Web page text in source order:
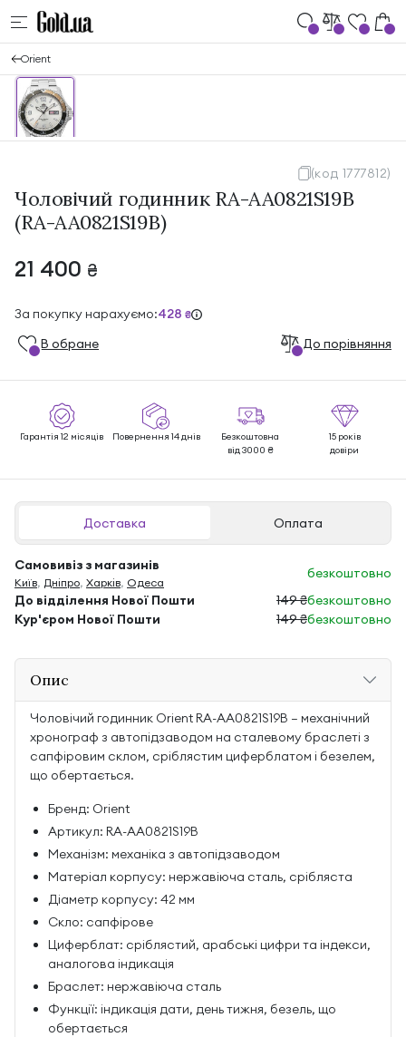
Orient
(код 1777812)
Чоловічий годинник RA-AA0821S19B
(RA-AA0821S19B)
21 400 ₴
За покупку нарахуємо:428 ₴
В обране До порівняння
Гарантія 12 місяців Повернення 14 днів
Безкоштовна
від 3000 ₴
15 років
довіри
Доставка Оплата
Самовивіз з магазинів
Київ, Дніпро, Харків, Одеса
безкоштовно
До відділення Нової Пошти
149 ₴безкоштовно
Кур'єром Нової Пошти
149 ₴безкоштовно
Опис
Чоловічий годинник Orient RA-AA0821S19B — механічний
хронограф з автопідзаводом на сталевому браслеті з
сапфіровим склом, сріблястим циферблатом і безелем,
що обертається.
Бренд: Orient
Артикул: RA-AA0821S19B
Механізм: механіка з автопідзаводом
Матеріал корпусу: нержавіюча сталь, срібляста
Діаметр корпусу: 42 мм
Скло: сапфірове
Циферблат: сріблястий, арабські цифри та індекси,
аналогова індикація
Браслет: нержавіюча сталь
Функції: індикація дати, день тижня, безель, що
обертається